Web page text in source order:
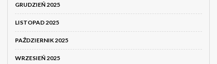
GRUDZIEŃ 2025
LISTOPAD 2025
PAŹDZIERNIK 2025
WRZESIEŃ 2025